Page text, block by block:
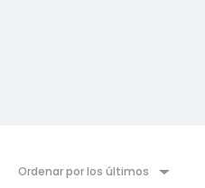
Ordenar por los últimos